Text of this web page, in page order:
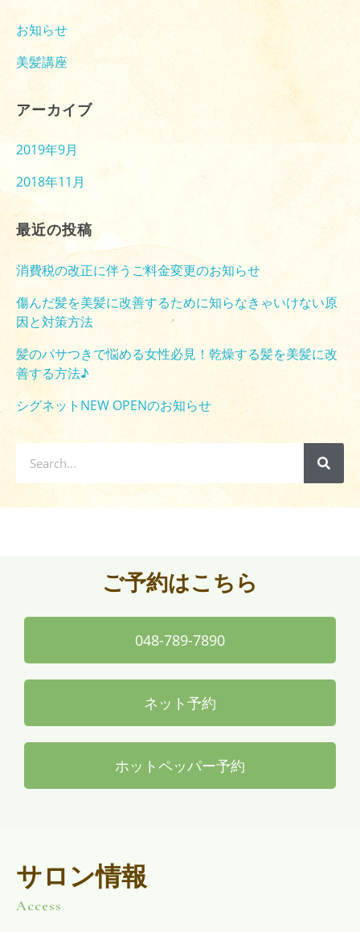
お知らせ
美髪講座
アーカイブ
2019年9月
2018年11月
最近の投稿
消費税の改正に伴うご料金変更のお知らせ
傷んだ髪を美髪に改善するために知らなきゃいけない原
因と対策方法
髪のパサつきで悩める女性必見！乾燥する髪を美髪に改
善する方法♪
シグネットNEW OPENのお知らせ
ご予約はこちら
048-789-7890
ネット予約
ホットペッパー予約
サロン情報
Access